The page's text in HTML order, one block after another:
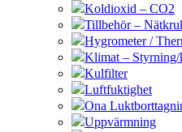
Koldioxid – CO2
Tillbehör –
Hygrometer /
Klimat –
Kulfilter
Luftfuktighet
Ona
Uppvärmning